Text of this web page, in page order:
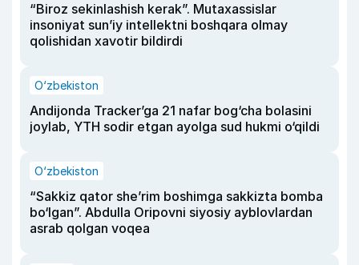
“Biroz sekinlashish kerak”. Mutaxassislar
insoniyat sun’iy intellektni boshqara olmay
qolishidan xavotir bildirdi
O‘zbekiston
Andijonda Tracker’ga 21 nafar bog‘cha bolasini
joylab, YTH sodir etgan ayolga sud hukmi o‘qildi
O‘zbekiston
“Sakkiz qator she’rim boshimga sakkizta bomba
bo‘lgan”. Abdulla Oripovni siyosiy ayblovlardan
asrab qolgan voqea